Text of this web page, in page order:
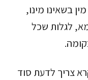
בשאינו מינו,
לגלות שכל
צריך לדעת סוד